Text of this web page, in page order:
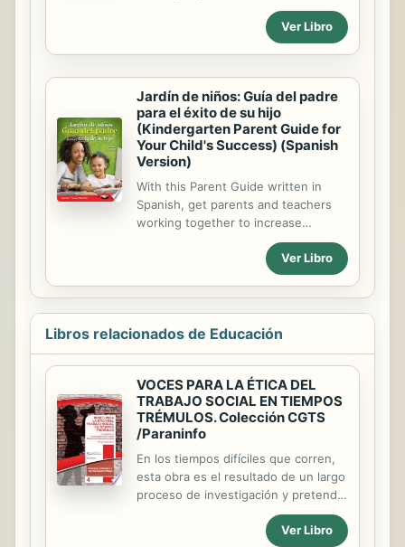
student achievement. This helpful
guide allows Spanish-speaking
parents to easily reinforce what the
classroom and turn everyday actions
into learning opportunities for their
children, bridging the gap between
school and home.
Ver Libro
Jardín de niños: Guía del padre
para el éxito de su hijo
(Kindergarten Parent Guide for
Your Child's Success) (Spanish
Version)
With this Parent Guide written in
Spanish, get parents and teachers
working together to increase
student achievement. This helpful
guide allows Spanish-speaking
parents to easily reinforce what the
teacher is doing in the kindergarten
classroom and turn everyday actions
into learning opportunities for their
school and home.
Ver Libro
Libros relacionados de Educación
VOCES PARA LA ÉTICA DEL
TRABAJO SOCIAL EN TIEMPOS
TRÉMULOS. Colección CGTS
/Paraninfo
En los tiempos difíciles que corren,
esta obra es el resultado de un largo
proceso de investigación y pretende
enfrentarse, con un bagaje moral de
alta cualificación profesional, como
Ver Libro